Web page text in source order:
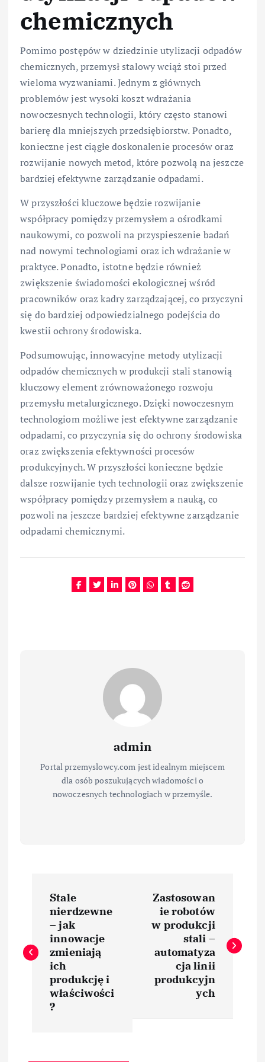
chemicznych
Pomimo postępów w dziedzinie utylizacji odpadów
chemicznych, przemysł stalowy wciąż stoi przed
wieloma wyzwaniami. Jednym z głównych
problemów jest wysoki koszt wdrażania
nowoczesnych technologii, który często stanowi
barierę dla mniejszych przedsiębiorstw. Ponadto,
konieczne jest ciągłe doskonalenie procesów oraz
rozwijanie nowych metod, które pozwolą na jeszcze
bardziej efektywne zarządzanie odpadami.
W przyszłości kluczowe będzie rozwijanie
współpracy pomiędzy przemysłem a ośrodkami
naukowymi, co pozwoli na przyspieszenie badań
nad nowymi technologiami oraz ich wdrażanie w
praktyce. Ponadto, istotne będzie również
zwiększenie świadomości ekologicznej wśród
pracowników oraz kadry zarządzającej, co przyczyni
się do bardziej odpowiedzialnego podejścia do
kwestii ochrony środowiska.
Podsumowując, innowacyjne metody utylizacji
odpadów chemicznych w produkcji stali stanowią
kluczowy element zrównoważonego rozwoju
przemysłu metalurgicznego. Dzięki nowoczesnym
technologiom możliwe jest efektywne zarządzanie
odpadami, co przyczynia się do ochrony środowiska
oraz zwiększenia efektywności procesów
produkcyjnych. W przyszłości konieczne będzie
dalsze rozwijanie tych technologii oraz zwiększenie
współpracy pomiędzy przemysłem a nauką, co
pozwoli na jeszcze bardziej efektywne zarządzanie
odpadami chemicznymi.
admin
Portal przemyslowcy.com jest idealnym miejscem
dla osób poszukujących wiadomości o
nowoczesnych technologiach w przemyśle.
w
Stale
nierdzewne
– jak
innowacje
zmieniają
ich
produkcję i
właściwości
?
Zastosowan
ie robotów
w produkcji
stali –
automatyza
cja linii
produkcyjn
ych